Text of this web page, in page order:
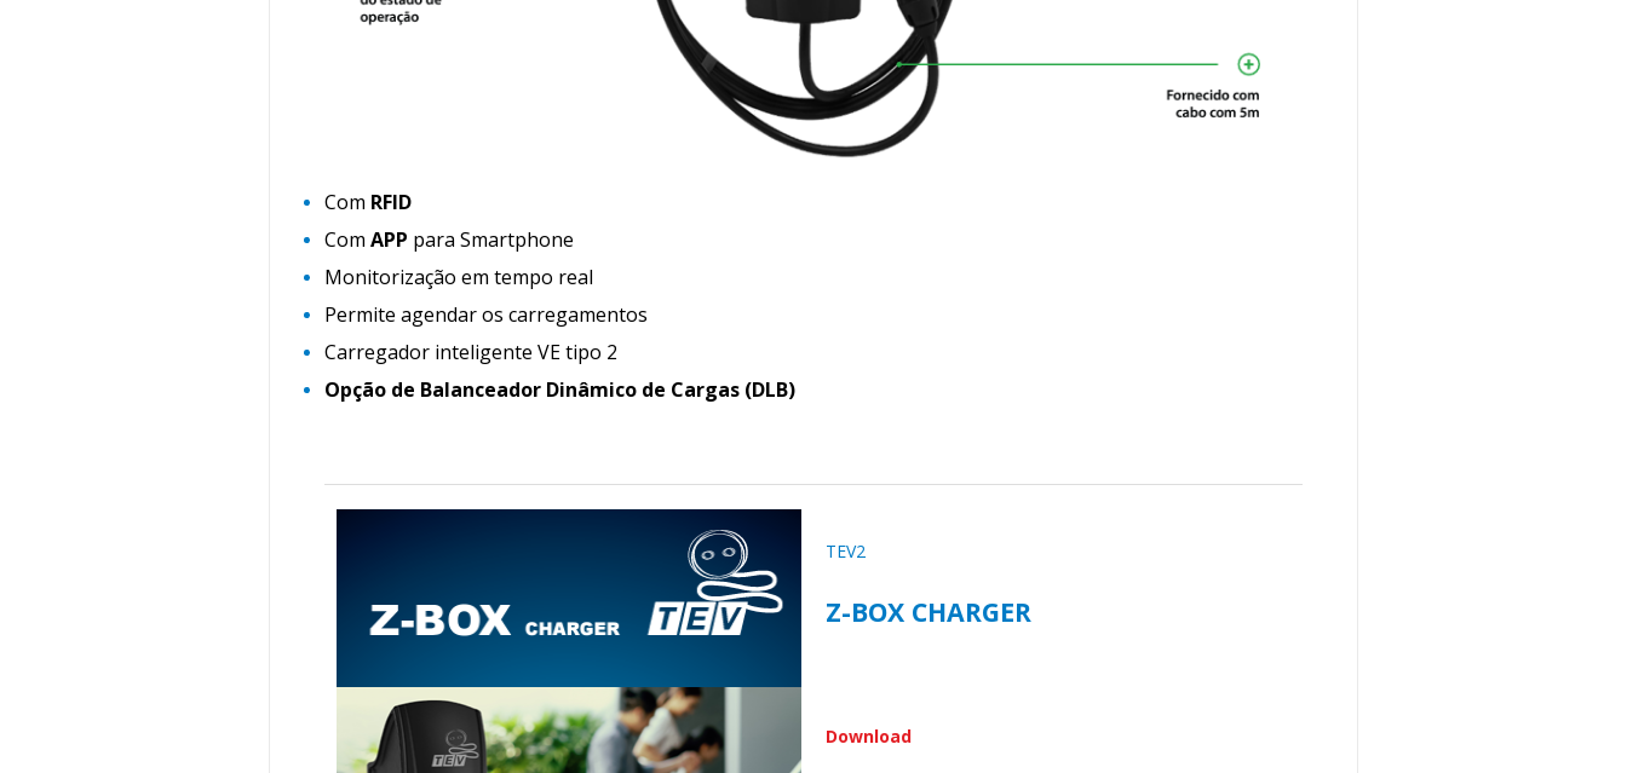
Com RFID
Com APP para Smartphone
Monitorização em tempo real
Permite agendar os carregamentos
Carregador inteligente VE tipo 2
Opção de Balanceador Dinâmico de Cargas (DLB)
TEV2
Z-BOX CHARGER
Download